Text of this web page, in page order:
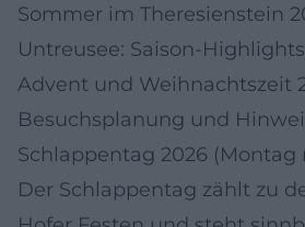
Sommer im Theresienstein
Untreusee: Saison-
Advent und Weihnachtszeit
Besuchsplanung und
Schlappentag 2026 (Montag
Der Schlappentag zählt zu